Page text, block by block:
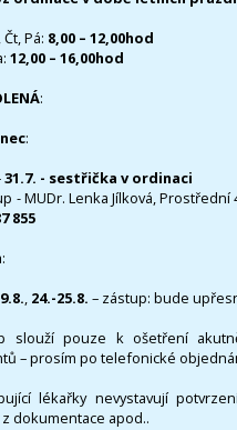
Pá: 8,00 – 12,00hod
12,00 – 16,00hod
:
:
31.7. - sestřička v ordinaci
- MUDr. Lenka Jílková, Prostřední
855
:
, 24.-25.8. – zástup: bude
slouží pouze k ošetření
– prosím po telefonické
lékařky nevystavují
z dokumentace apod..